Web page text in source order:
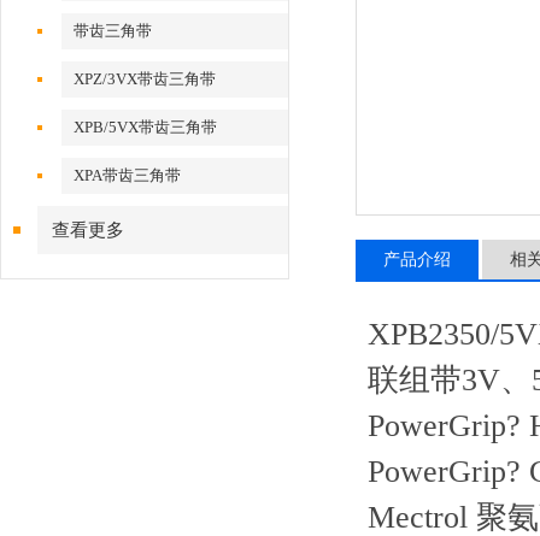
带齿三角带
XPZ/3VX带齿三角带
XPB/5VX带齿三角带
XPA带齿三角带
查看更多
产品介绍 相
XPB2350/
联组带3V、
PowerGrip?
PowerGrip?
Mectrol 聚